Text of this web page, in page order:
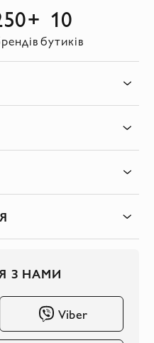
10
бутиків
З НАМИ
Viber